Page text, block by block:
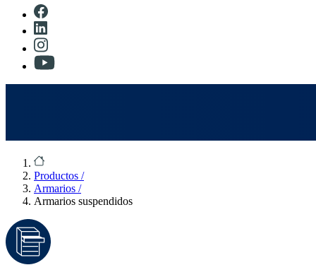
Productos /
Armarios /
Armarios suspendidos